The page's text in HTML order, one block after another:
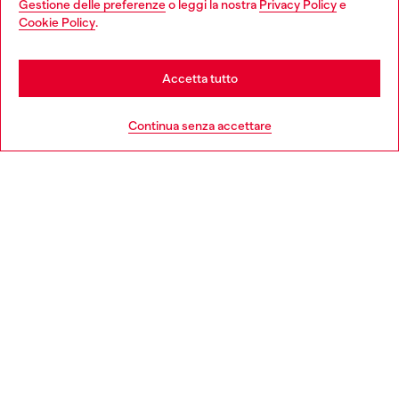
Gestione delle preferenzeo leggi la nostra Privacy Policye
Cookie Policy.
Continua senza accettare
Accetta tutto
You are currently browsing Italia website, but it seems you may
be based in United States